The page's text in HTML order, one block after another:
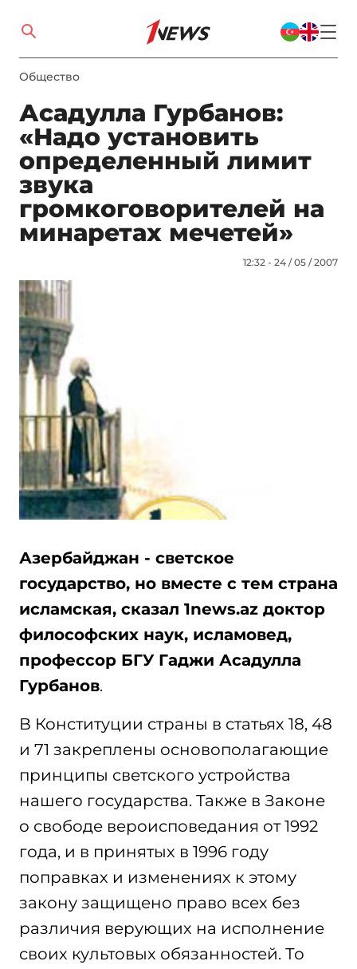
Общество
Асадулла Гурбанов:
«Надо установить
определенный лимит
звука
громкоговорителей на
минаретах мечетей»
12:32 - 24 / 05 / 2007
Азербайджан - светское
государство, но вместе с тем страна
исламская, сказал 1news.az доктор
философских наук, исламовед,
профессор БГУ Гаджи Асадулла
Гурбанов.
В Конституции страны в статьях 18, 48
и 71 закреплены основополагающие
принципы светского устройства
нашего государства. Также в Законе
о свободе вероисповедания от 1992
года, и в принятых в 1996 году
поправках и изменениях к этому
закону защищено право всех без
различия верующих на исполнение
своих культовых обязанностей. То